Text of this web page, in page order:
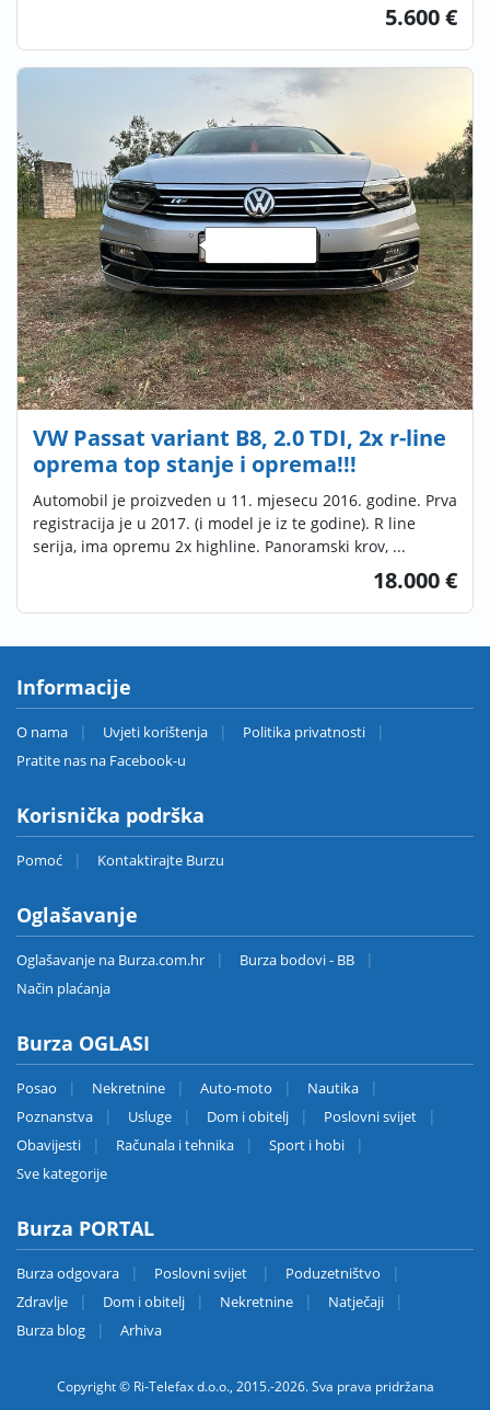
5.600 €
VW Passat variant B8, 2.0 TDI, 2x r-line
oprema top stanje i oprema!!!
Automobil je proizveden u 11. mjesecu 2016. godine. Prva
registracija je u 2017. (i model je iz te godine). R line
serija, ima opremu 2x highline. Panoramski krov, ...
18.000 €
Informacije
O nama Uvjeti korištenja
Politika privatnosti
Pratite nas na Facebook-u
Korisnička podrška
Pomoć Kontaktirajte Burzu
Oglašavanje
Oglašavanje na Burza.com.hr
Burza bodovi - BB
Način plaćanja
Burza OGLASI
Posao Nekretnine Auto-moto
Nautika
Poznanstva
Usluge Dom i obitelj
Poslovni svijet
Obavijesti
Računala i tehnika
Sport i hobi
Sve kategorije
Burza PORTAL
Burza odgovara Poslovni svijet
Poduzetništvo
Zdravlje
Dom i obitelj Nekretnine
Natječaji
Burza blog
Arhiva
Copyright © Ri-Telefax d.o.o., 2015.-2026. Sva prava pridržana